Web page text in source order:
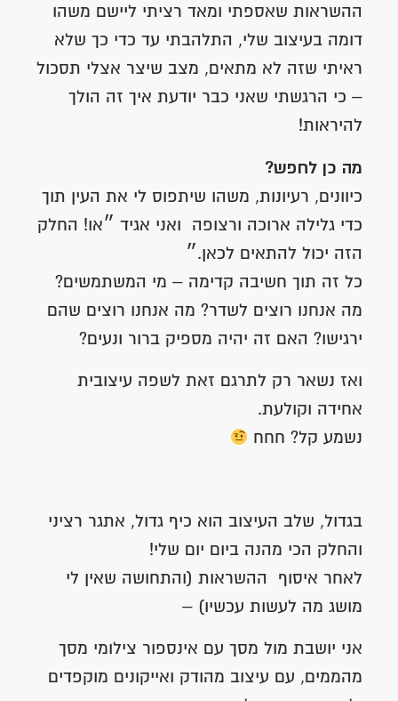
ההשראות שאספתי ומאד רציתי ליישם משהו
דומה בעיצוב שלי, התלהבתי עד כדי כך שלא
ראיתי שזה לא מתאים, מצב שיצר אצלי תסכול
– כי הרגשתי שאני כבר יודעת איך זה הולך
להיראות!
מה כן לחפש?
כיוונים, רעיונות, משהו שיתפוס לי את העין תוך
כדי גלילה ארוכה ורצופה ואני אגיד ״או! החלק
הזה יכול להתאים לכאן.״
כל זה תוך חשיבה קדימה – מי המשתמשים?
מה אנחנו רוצים לשדר? מה אנחנו רוצים שהם
ירגישו? האם זה יהיה מספיק ברור ונעים?
ואז נשאר רק לתרגם זאת לשפה עיצובית
אחידה וקולעת.
נשמע קל? חחח
בגדול, שלב העיצוב הוא כיף גדול, אתגר רציני
והחלק הכי מהנה ביום יום שלי!
לאחר איסוף ההשראות (והתחושה שאין לי
מושג מה לעשות עכשיו) –
אני יושבת מול מסך עם אינספור צילומי מסך
מהממים, עם עיצוב מהודק ואייקונים מוקפדים